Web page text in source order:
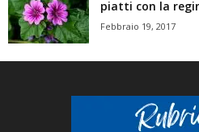
piatti con la
Febbraio 19, 2017